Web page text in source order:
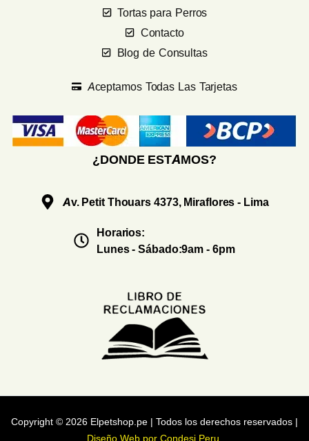
Tortas para Perros
Contacto
Blog de Consultas
Aceptamos Todas Las Tarjetas
¿DONDE ESTAMOS?
Av. Petit Thouars 4373, Miraflores - Lima
Horarios:
Lunes - Sábado:9am - 6pm
Copyright © 2026 Elpetshop.pe | Todos los derechos reservados |
Diseño Web por Condesi Peru